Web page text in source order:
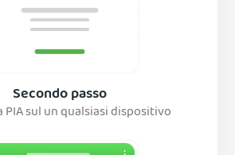
Secondo passo
sul un qualsiasi dispositivo